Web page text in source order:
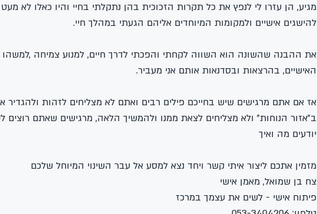
מגיע, הן עזרו לי לנפץ את כל תקרות הזכוכית בהן נתקלתי בחיי והיו כאלו לא מעט
להישגים אישיים ולמקומות המיוחדים אליהם הגעתי במהלך חיי.
את ההבנה שהשונה הוא השווה לקחתי והפכתי לדרך חיים, למנוע צמיחה ,למשהו
האישיים, בהרצאות ובסדנאות אותם אני מעביר.
אז אם אתם מרגישים שיש בחייכם פילים רבים ואתם לא מצליחים לזהות ולהגדיר
ב"אזור הנוחות" ולא מצליחים לצאת ממנו ולהמשיך הלאה, מרגישים שאתם
יודעים מה ואיך
מזמין אתכם ליצור איתי קשר ויחד נצא למסע אל עבר השינוי המיוחל שלכם
צח בן שמואל, מאמן אישי
פיתוח אישי - לשים את עצמך במרכז